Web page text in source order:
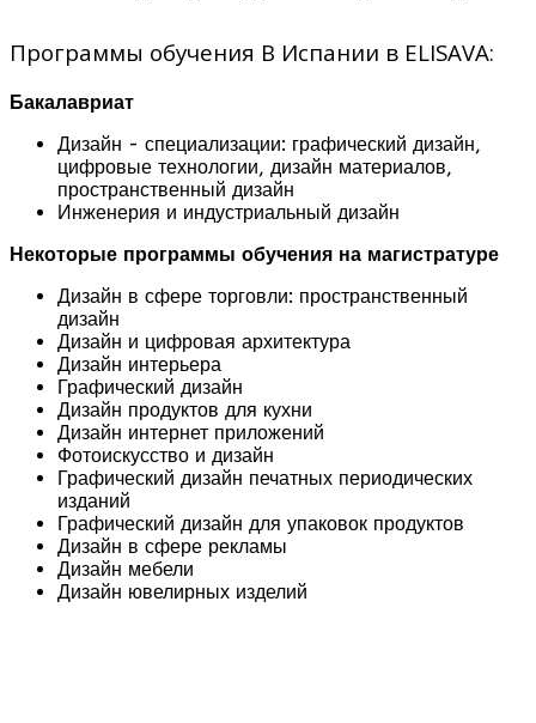
Программы обучения В Испании в ELISAVA:
Бакалавриат
Дизайн - специализации: графический дизайн,
цифровые технологии, дизайн материалов,
пространственный дизайн
Инженерия и индустриальный дизайн
Некоторые программы обучения на магистратуре
Дизайн в сфере торговли: пространственный
дизайн
Дизайн и цифровая архитектура
Дизайн интерьера
Графический дизайн
Дизайн продуктов для кухни
Дизайн интернет приложений
Фотоискусство и дизайн
Графический дизайн печатных периодических
изданий
Графический дизайн для упаковок продуктов
Дизайн в сфере рекламы
Дизайн мебели
Дизайн ювелирных изделий